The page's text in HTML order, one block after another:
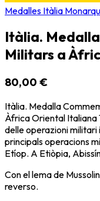
Medalles Itàlia
Itàlia.
Militars a
80,00 €
Itàlia. Medalla
Àfrica Oriental Italiana
delle operazioni
principals operacions
Etíop. A Etiòpia,
Con el lema de
reverso.